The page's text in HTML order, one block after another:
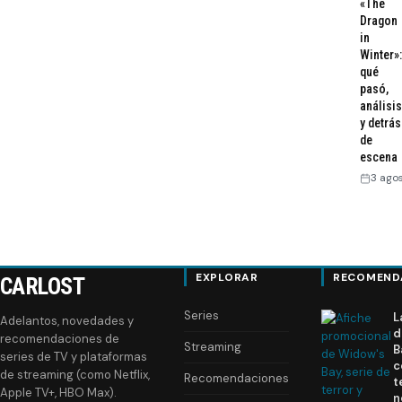
«The
Dragon
in
Winter»:
qué
pasó,
análisis
y detrás
de
escena
3
CARLOST
Adelantos, novedades y
recomendaciones de
series de TV y plataformas
de streaming (como Netflix,
Apple TV+, HBO Max).
EXPLORAR
Series
Streaming
Recomendaciones